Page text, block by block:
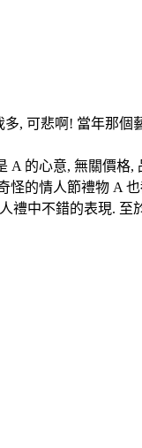
, 可悲啊! 當年那個
A 的心意, 無關價格,
怪的情人節禮物 A
禮中不錯的表現. 至